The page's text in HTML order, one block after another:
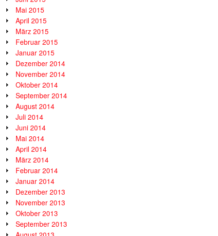
Mai 2015
April 2015
März 2015
Februar 2015
Januar 2015
Dezember 2014
November 2014
Oktober 2014
September 2014
August 2014
Juli 2014
Juni 2014
Mai 2014
April 2014
März 2014
Februar 2014
Januar 2014
Dezember 2013
November 2013
Oktober 2013
September 2013